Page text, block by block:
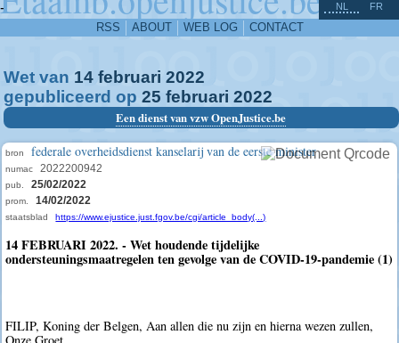
-
RSS ABOUT WEB LOG CONTACT
NL FR
Wet van 14 februari 2022
gepubliceerd op 25 februari 2022
Een dienst van vzw OpenJustice.be
bron federale overheidsdienst kanselarij van de eerste minister
numac 2022200942
pub. 25/02/2022
prom. 14/02/2022
staatsblad https://www.ejustice.just.fgov.be/cgi/article_body(...)
14 FEBRUARI 2022. - Wet houdende tijdelijke
ondersteuningsmaatregelen ten gevolge van de COVID-19-pandemie (1)
FILIP, Koning der Belgen, Aan allen die nu zijn en hierna wezen zullen,
^